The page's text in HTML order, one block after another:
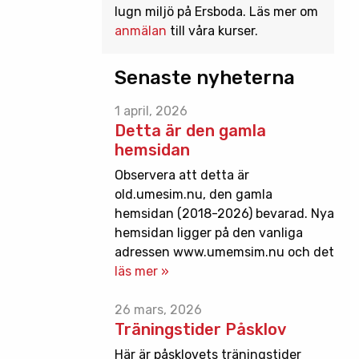
lugn miljö på Ersboda. Läs mer om
anmälan till våra kurser.
Senaste nyheterna
1 april, 2026
Detta är den gamla
hemsidan
Observera att detta är
old.umesim.nu, den gamla
hemsidan (2018-2026) bevarad. Nya
hemsidan ligger på den vanliga
adressen www.umemsim.nu och det
läs mer »
26 mars, 2026
Träningstider Påsklov
Här är påsklovets träningstider